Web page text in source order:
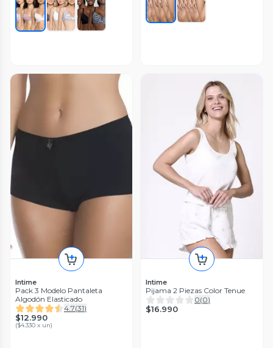
Intime
Pack 3 Modelo Pantaleta
Algodón Elasticado
4.7(31)
$12.990
($4.330 x un)
Intime
Pijama 2 Piezas Color Tenue
0(0)
$16.990